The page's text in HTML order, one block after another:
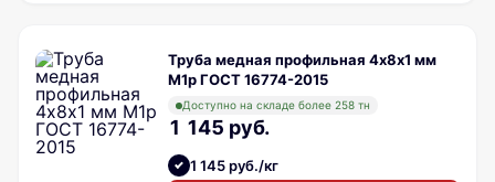
Труба медная профильная 4х8х1 мм
М1р ГОСТ 16774-2015
Доступно на складе более 258 тн
1 145 руб.
1 145 руб./кг